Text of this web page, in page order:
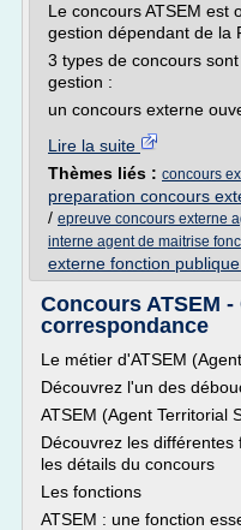
Le concours ATSEM est
gestion dépendant de la
3 types de concours
gestion :
un concours externe
Lire la suite
Thèmes liés : concours
preparation concours
/ epreuve concours externe
interne agent de maitrise
externe fonction
Concours ATSEM
correspondance
Le métier d'ATSEM
Découvrez l'un des
ATSEM (Agent Territorial
Découvrez les
les détails du concours
Les fonctions
ATSEM : une fonction